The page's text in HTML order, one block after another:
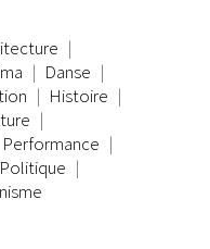
Danse
Histoire
Performance
Politique